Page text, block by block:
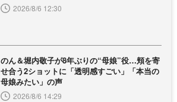
2026/8/6 12:30
のん＆堀内敬子が8年ぶりの“母娘”役…頬を寄
せ合う2ショットに「透明感すごい」「本当の
母娘みたい」の声
2026/8/6 14:29